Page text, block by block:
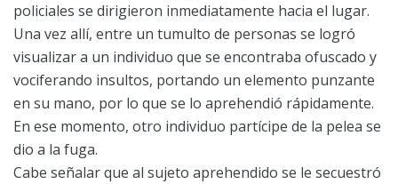
policiales se dirigieron inmediatamente hacia el lugar.
Una vez allí, entre un tumulto de personas se logró
visualizar a un individuo que se encontraba ofuscado y
vociferando insultos, portando un elemento punzante
en su mano, por lo que se lo aprehendió rápidamente.
En ese momento, otro individuo partícipe de la pelea se
dio a la fuga.
Cabe señalar que al sujeto aprehendido se le secuestró